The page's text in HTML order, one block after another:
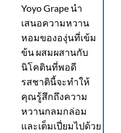
Yoyo Grape นำ
เสนอความหวาน
หอมขององุ่นที่เข้ม
ข้น ผสมผสานกับ
นิโคตินที่พอดี
รสชาตินี้จะทำให้
คุณรู้สึกถึงความ
หวานกลมกล่อม
และเต็มเปี่ยมไปด้วย